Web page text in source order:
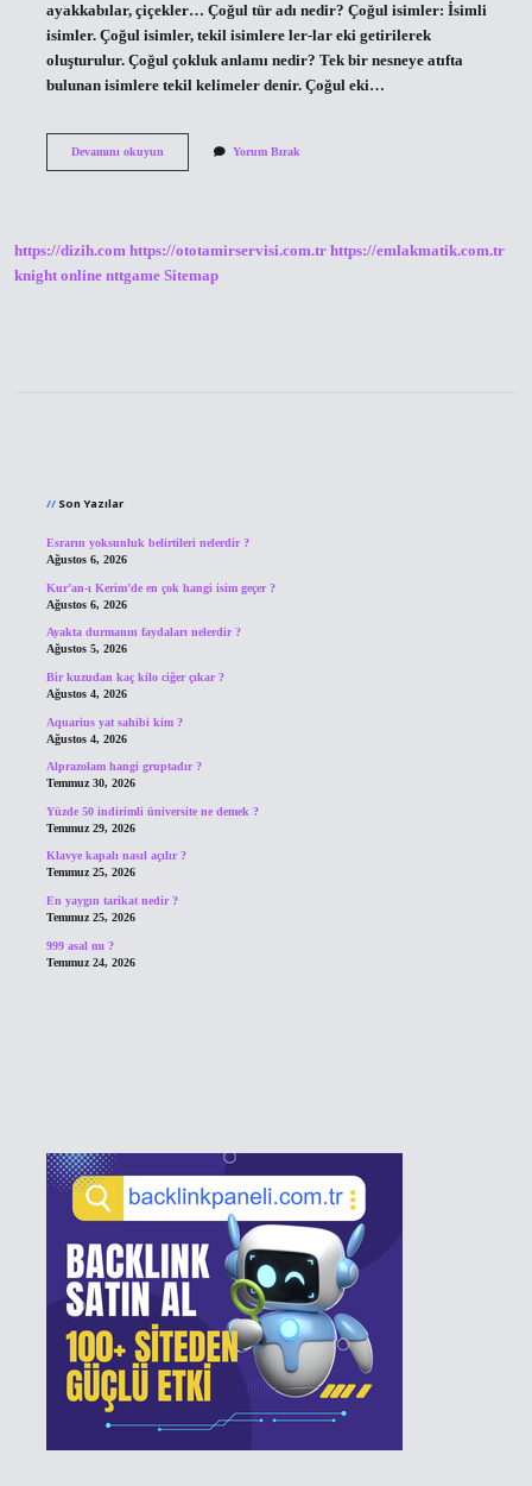
ayakkabılar, çiçekler… Çoğul tür adı nedir? Çoğul isimler: İsimli
isimler. Çoğul isimler, tekil isimlere ler-lar eki getirilerek
oluşturulur. Çoğul çokluk anlamı nedir? Tek bir nesneye atıfta
bulunan isimlere tekil kelimeler denir. Çoğul eki…
Devamını okuyunÇoğulun
Yorum Bırak
https://dizih.com https://ototamirservisi.com.tr https://emlakmatik.com.tr
knight online nttgame Sitemap
Son Yazılar
Esrarın yoksunluk belirtileri nelerdir ?
Ağustos 6, 2026
Kur’an-ı Kerim’de en çok hangi isim geçer ?
Ağustos 6, 2026
Ayakta durmanın faydaları nelerdir ?
Ağustos 5, 2026
Bir kuzudan kaç kilo ciğer çıkar ?
Ağustos 4, 2026
Aquarius yat sahibi kim ?
Ağustos 4, 2026
Alprazolam hangi gruptadır ?
Temmuz 30, 2026
Yüzde 50 indirimli üniversite ne demek ?
Temmuz 29, 2026
Klavye kapalı nasıl açılır ?
Temmuz 25, 2026
En yaygın tarikat nedir ?
Temmuz 25, 2026
999 asal mı ?
Temmuz 24, 2026